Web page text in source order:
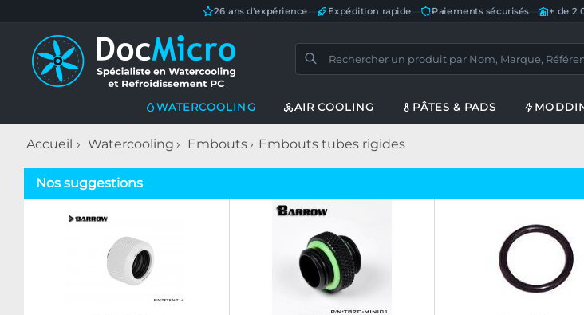
26 ans d'expérience Expédition rapide Paiements sécurisés— + de 2
WATERCOOLING AIR COOLING PÂTES & PADS
Accueil Watercooling Embouts Embouts tubes rigides
Nos suggestions